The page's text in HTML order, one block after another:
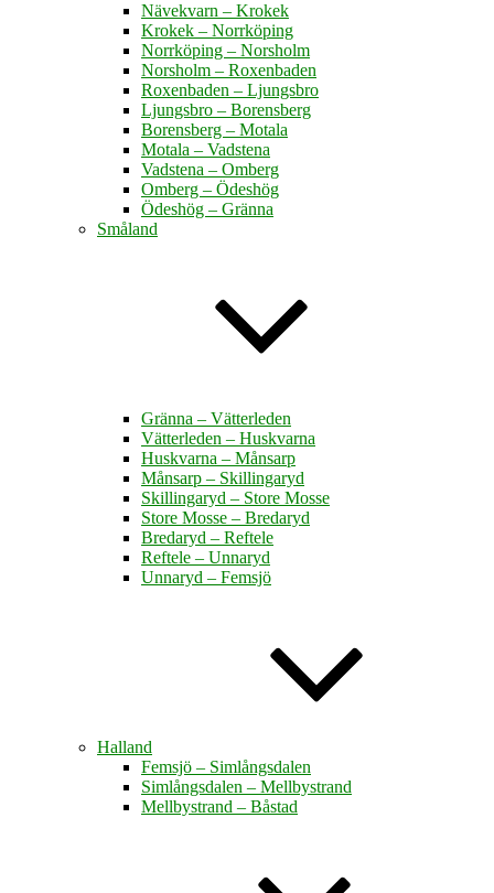
Nävekvarn – Krokek
Krokek – Norrköping
Norrköping – Norsholm
Norsholm – Roxenbaden
Roxenbaden – Ljungsbro
Ljungsbro – Borensberg
Borensberg – Motala
Motala – Vadstena
Vadstena – Omberg
Omberg – Ödeshög
Ödeshög – Gränna
Småland
Gränna – Vätterleden
Vätterleden – Huskvarna
Huskvarna – Månsarp
Månsarp – Skillingaryd
Skillingaryd – Store Mosse
Store Mosse – Bredaryd
Bredaryd – Reftele
Reftele – Unnaryd
Unnaryd – Femsjö
Halland
Femsjö – Simlångsdalen
Simlångsdalen – Mellbystrand
Mellbystrand – Båstad